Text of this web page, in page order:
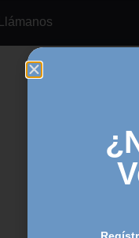
Llámanos